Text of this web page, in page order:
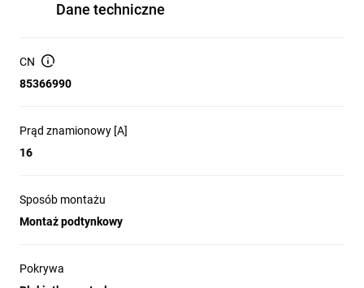
Dane techniczne
CN
85366990
Prąd znamionowy [A]
16
Sposób montażu
Montaż podtynkowy
Pokrywa